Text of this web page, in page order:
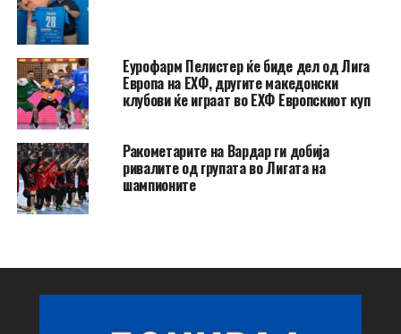
Еурофарм Пелистер ќе биде дел од Лига
Европа на ЕХФ, другите македонски
клубови ќе играат во ЕХФ Европскиот куп
Ракометарите на Вардар ги добија
ривалите од групата во Лигата на
шампионите